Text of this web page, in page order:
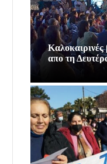
Καλοκαιρινές
απο τη